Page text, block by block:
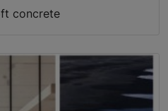
concrete